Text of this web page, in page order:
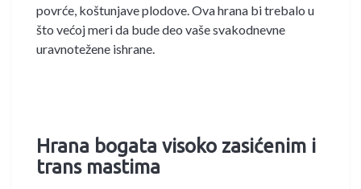
povrće, koštunjave plodove. Ova hrana bi trebalo u
što većoj meri da bude deo vaše svakodnevne
uravnotežene ishrane.
Hrana bogata visoko zasićenim i
trans mastima